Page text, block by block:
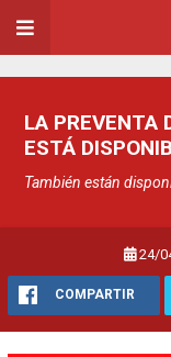
LA PREVENTA
ESTÁ
También están
24/
COMPARTIR